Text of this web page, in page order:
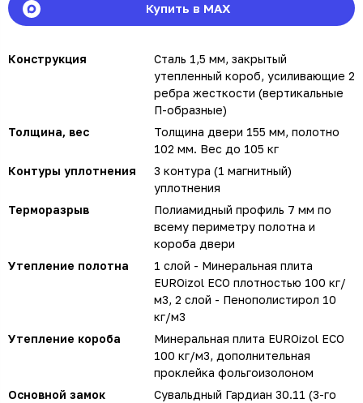
Купить в MAX
Конструкция
Сталь 1,5 мм, закрытый
утепленный короб, усиливающие 2
ребра жесткости (вертикальные
П-образные)
Толщина, вес
Толщина двери 155 мм, полотно
102 мм. Вес до 105 кг
Контуры уплотнения
3 контура (1 магнитный)
уплотнения
Терморазрыв
Полиамидный профиль 7 мм по
всему периметру полотна и
короба двери
Утепление полотна
1 слой - Минеральная плита
EUROizol ECO плотностью 100 кг/
м3, 2 слой - Пенополистирол 10
кг/м3
Утепление короба
Минеральная плита EUROizol ECO
100 кг/м3, дополнительная
проклейка фольгоизолоном
Основной замок
Сувальдный Гардиан 30.11 (3-го